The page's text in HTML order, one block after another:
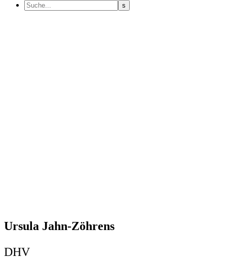
Ursula Jahn-Zöhrens
DHV